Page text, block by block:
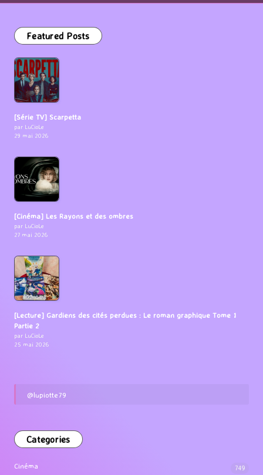
Featured Posts
[Série TV] Scarpetta
par LuCioLe
29 mai 2026
[Cinéma] Les Rayons et des ombres
par LuCioLe
27 mai 2026
[Lecture] Gardiens des cités perdues : Le roman graphique Tome 1
Partie 2
par LuCioLe
25 mai 2026
@lupiotte79
Categories
Cinéma 749